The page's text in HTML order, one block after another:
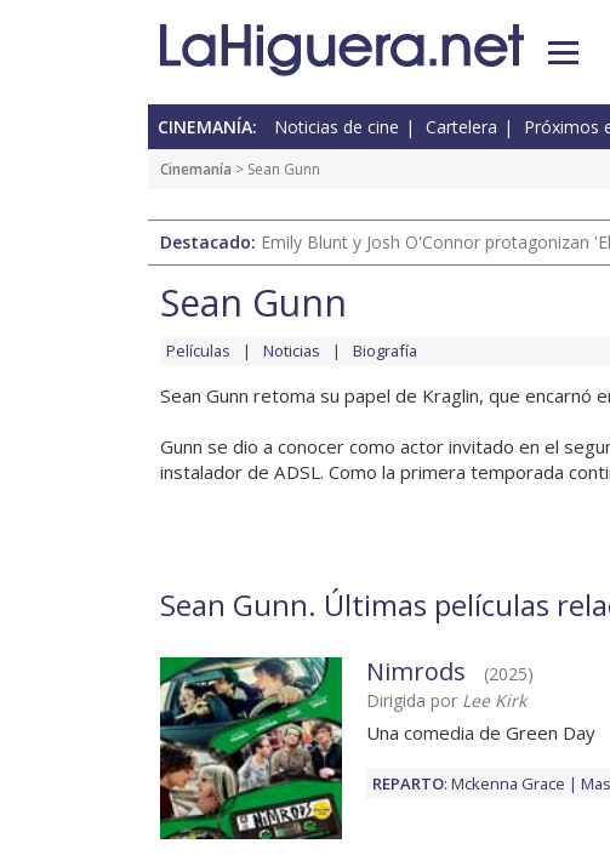
CINEMANÍA: Noticias de cine Cartelera Próximos
Cinemanía > Sean Gunn
Destacado: Emily Blunt y Josh O'Connor protagonizan
Sean Gunn
Películas Noticias Biografía
Sean Gunn retoma su papel de Kraglin, que encarnó
Gunn se dio a conocer como actor invitado en el
instalador de ADSL. Como la primera temporada
Sean Gunn. Últimas películas
Nimrods
(2025)
Dirigida por Lee Kirk
Una comedia de Green Day
REPARTO: Mckenna Grace